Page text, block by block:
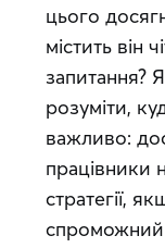
цього
містить він
запитання?
розуміти,
важливо:
працівники
стратегії,
спроможний